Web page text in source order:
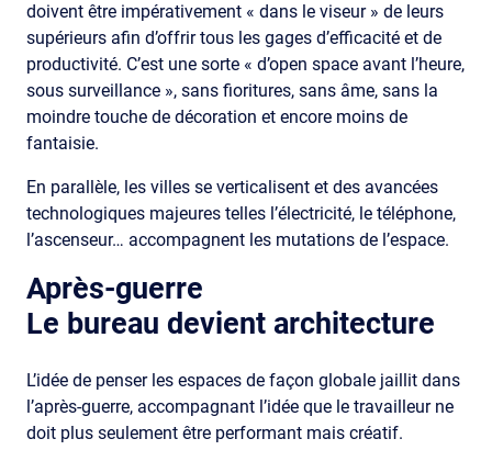
doivent être impérativement « dans le viseur » de leurs
supérieurs afin d’offrir tous les gages d’efficacité et de
productivité. C’est une sorte « d’open space avant l’heure,
sous surveillance », sans fioritures, sans âme, sans la
moindre touche de décoration et encore moins de
fantaisie.
En parallèle, les villes se verticalisent et des avancées
technologiques majeures telles l’électricité, le téléphone,
l’ascenseur… accompagnent les mutations de l’espace.
Après-guerre
Le bureau devient architecture
L’idée de penser les espaces de façon globale jaillit dans
l’après-guerre, accompagnant l’idée que le travailleur ne
doit plus seulement être performant mais créatif.